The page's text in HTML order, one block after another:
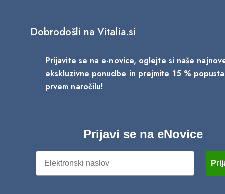
Dobrodošli na Vitalia.si
Prijavite se na e-novice, oglejte si naše
ekskluzivne ponudbe in prejmite 15 %
prvem naročilu!
Prijavi se na eNovice
Email